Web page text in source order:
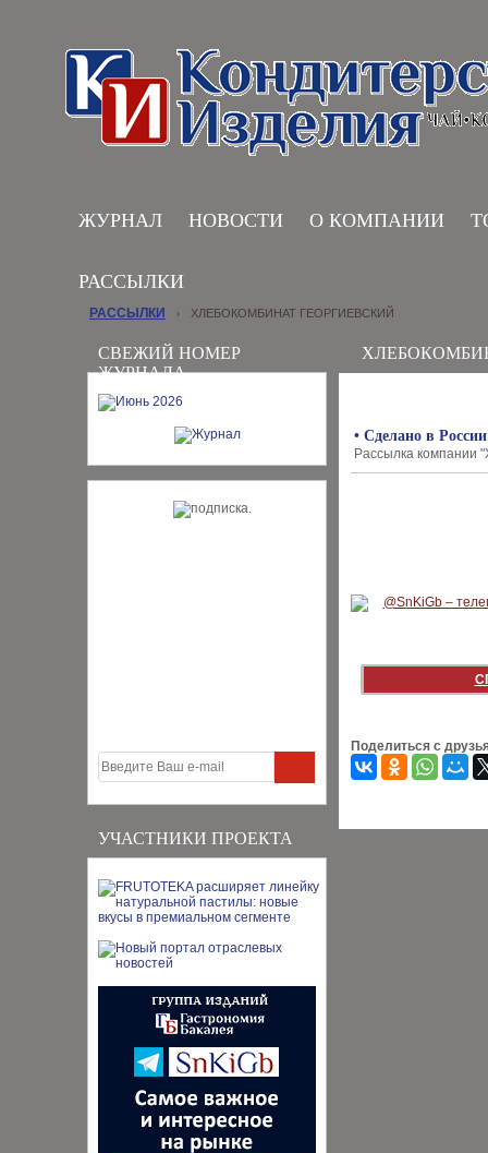
ЖУРНАЛ НОВОСТИ О КОМПАНИИ
РАССЫЛКИ
СВЕЖИЙ НОМЕР
ЖУРНАЛА
УЧАСТНИКИ ПРОЕКТА
РАССЫЛКИ › ХЛЕБОКОМБИНАТ ГЕОРГИЕВСКИЙ
• Сделано в
Рассылка компании
Поделиться с